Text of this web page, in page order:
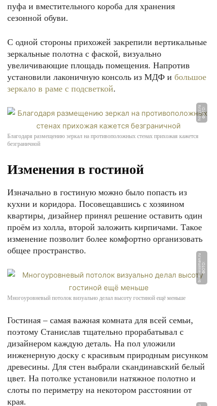
пуфа и вместительного короба для хранения
сезонной обуви.
С одной стороны прихожей закрепили вертикальные
зеркальные полотна с фаской, визуально
увеличивающие площадь помещения. Напротив
установили лаконичную консоль из МДФ и большое
зеркало в раме с подсветкой.
Ф
О
Т
О:
h
o
u
z
z.
r
u
Благодаря размещению зеркал на противоположных стенах прихожая кажется
безграничной
Изменения в гостиной
Изначально в гостиную можно было попасть из
кухни и коридора. Посовещавшись с хозяином
квартиры, дизайнер принял решение оставить один
проём из холла, второй заложить кирпичами. Такое
изменение позволит более комфортно организовать
общее пространство.
Ф
О
Т
О:
b
u
si
n
e
s
s
m
a
n.
r
u
Многоуровневый потолок визуально делал высоту гостиной ещё меньше
Гостиная – самая важная комната для всей семьи,
поэтому Станислав тщательно прорабатывал с
дизайнером каждую деталь. На пол уложили
инженерную доску с красивым природным рисунком
древесины. Для стен выбрали скандинавский белый
цвет. На потолке установили натяжное полотно и
слоты по периметру на некотором расстоянии от
края.